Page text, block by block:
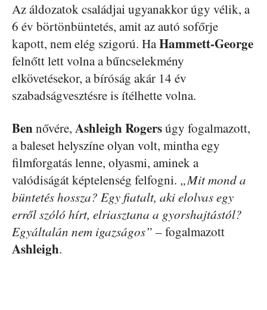
Az áldozatok családjai ugyanakkor úgy vélik, a
6 év börtönbüntetés, amit az autó sofőrje
kapott, nem elég szigorú. HaHammett-George
felnőtt lett volna a bűncselekmény
elkövetésekor, a bíróság akár 14 év
szabadságvesztésre is ítélhette volna.
Bennővére, Ashleigh Rogersúgy fogalmazott,
a baleset helyszíne olyan volt, mintha egy
filmforgatás lenne, olyasmi, aminek a
valódiságát képtelenség felfogni. „Mit mond a
büntetés hossza? Egy fiatalt, aki elolvas egy
erről szóló hírt, elriasztana a gyorshajtástól?
Egyáltalán nem igazságos” – fogalmazott
Ashleigh.